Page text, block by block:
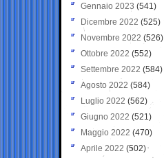
Gennaio 2023 (541)
Dicembre 2022 (525)
Novembre 2022 (526)
Ottobre 2022 (552)
Settembre 2022 (584)
Agosto 2022 (584)
Luglio 2022 (562)
Giugno 2022 (521)
Maggio 2022 (470)
Aprile 2022 (502)